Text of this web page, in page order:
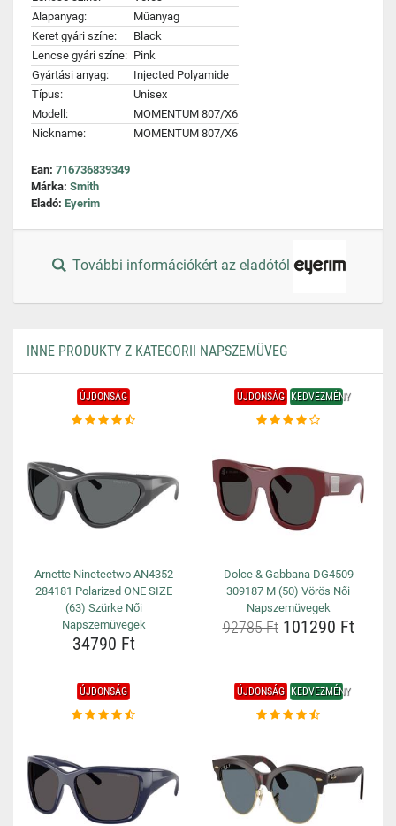
Alapanyag:
Műanyag
Keret gyári színe:
Black
Lencse gyári színe: Pink
Gyártási anyag:
Injected Polyamide
Típus:
Unisex
Modell:
MOMENTUM 807/X6
Nickname:
MOMENTUM 807/X6
Ean: 716736839349
Márka: Smith
Eladó: Eyerim
További információkért az eladótól
INNE PRODUKTY Z KATEGORII NAPSZEMÜVEG
ÚJDONSÁG
Arnette Nineteetwo AN4352
284181 Polarized ONE SIZE
(63) Szürke Női
Napszemüvegek
34790 Ft
ÚJDONSÁG KEDVEZMÉNY
Dolce & Gabbana DG4509
309187 M (50) Vörös Női
Napszemüvegek
92785 Ft101290 Ft
ÚJDONSÁG ÚJDONSÁG KEDVEZMÉNY